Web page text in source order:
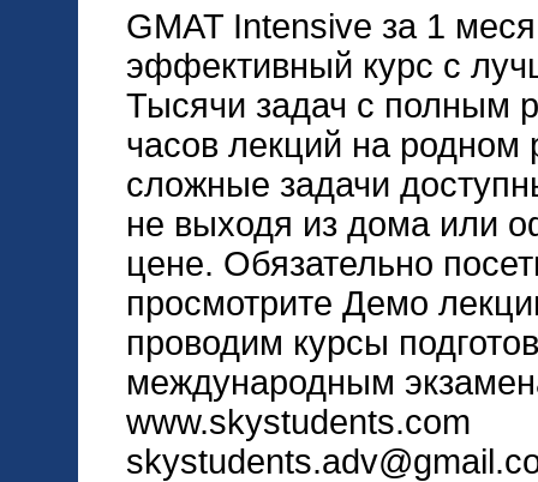
GMAT Intensive за 1
эффективный курс с
Тысячи задач с полным
часов лекций на
сложные задачи
не выходя из дома или
цене. Обязательно
просмотрите Демо
проводим курсы
международным
www.skystudents.com